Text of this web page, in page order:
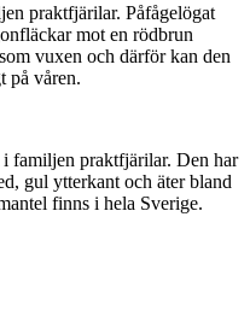
praktfjärilar. Påfågelögat
mot en rödbrun
vuxen och därför kan den
på våren.
i familjen praktfjärilar. Den har
gul ytterkant och äter bland
finns i hela Sverige.